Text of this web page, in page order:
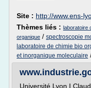
Site : http://www.ens-
Thèmes liés : laboratoire
organique / spectroscopie
laboratoire de chimie bio
et inorganique moleculaire
Université Lyon I